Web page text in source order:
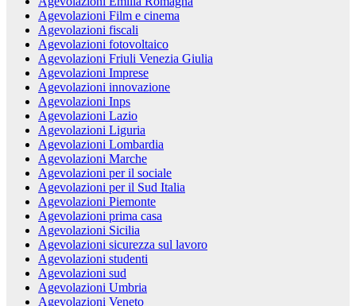
Agevolazioni Film e cinema
Agevolazioni fiscali
Agevolazioni fotovoltaico
Agevolazioni Friuli Venezia Giulia
Agevolazioni Imprese
Agevolazioni innovazione
Agevolazioni Inps
Agevolazioni Lazio
Agevolazioni Liguria
Agevolazioni Lombardia
Agevolazioni Marche
Agevolazioni per il sociale
Agevolazioni per il Sud Italia
Agevolazioni Piemonte
Agevolazioni prima casa
Agevolazioni Sicilia
Agevolazioni sicurezza sul lavoro
Agevolazioni studenti
Agevolazioni sud
Agevolazioni Umbria
Agevolazioni Veneto